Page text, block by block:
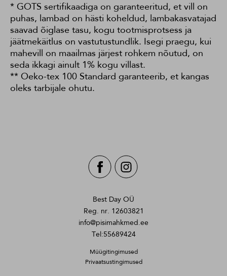
* GOTS sertifikaadiga on garanteeritud, et vill on
puhas, lambad on hästi koheldud, lambakasvatajad
saavad õiglase tasu, kogu tootmisprotsess ja
jäätmekäitlus on vastutustundlik. Isegi praegu, kui
mahevill on maailmas järjest rohkem nõutud, on
seda ikkagi ainult 1% kogu villast.
** Oeko-tex 100 Standard garanteerib, et kangas
oleks tarbijale ohutu.
Best Day OÜ
Reg. nr. 12603821
info@pisimahkmed.ee
Tel:55689424
Müügitingimused
Privaatsustingimused